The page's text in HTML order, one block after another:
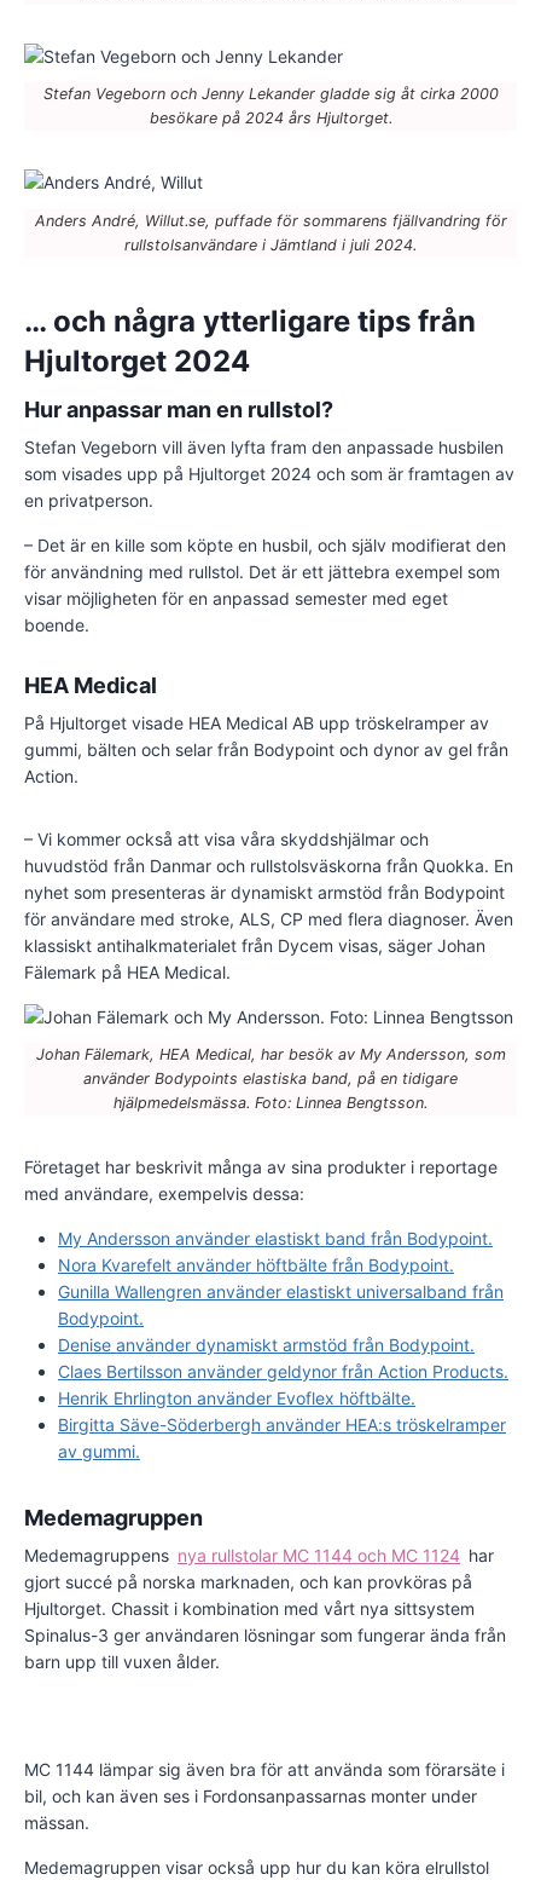
Stefan Vegeborn och Jenny Lekander gladde sig åt cirka 2000
besökare på 2024 års Hjultorget.
Anders André, Willut.se, puffade för sommarens fjällvandring för
rullstolsanvändare i Jämtland i juli 2024.
… och några ytterligare tips från
Hjultorget 2024
Hur anpassar man en rullstol?
Stefan Vegeborn vill även lyfta fram den anpassade husbilen
som visades upp på Hjultorget 2024 och som är framtagen av
en privatperson.
– Det är en kille som köpte en husbil, och själv modifierat den
för användning med rullstol. Det är ett jättebra exempel som
visar möjligheten för en anpassad semester med eget
boende.
HEA Medical
På Hjultorget visade HEA Medical AB upp tröskelramper av
gummi, bälten och selar från Bodypoint och dynor av gel från
Action.
– Vi kommer också att visa våra skyddshjälmar och
huvudstöd från Danmar och rullstolsväskorna från Quokka. En
nyhet som presenteras är dynamiskt armstöd från Bodypoint
för användare med stroke, ALS, CP med flera diagnoser. Även
klassiskt antihalkmaterialet från Dycem visas, säger Johan
Fälemark på HEA Medical.
Johan Fälemark, HEA Medical, har besök av My Andersson, som
använder Bodypoints elastiska band, på en tidigare
hjälpmedelsmässa. Foto: Linnea Bengtsson.
Företaget har beskrivit många av sina produkter i reportage
med användare, exempelvis dessa:
My Andersson använder elastiskt band från Bodypoint.
Nora Kvarefelt använder höftbälte från Bodypoint.
Gunilla Wallengren använder elastiskt universalband från
Bodypoint.
Denise använder dynamiskt armstöd från Bodypoint.
Claes Bertilsson använder geldynor från Action Products.
Henrik Ehrlington använder Evoflex höftbälte.
Birgitta Säve-Söderbergh använder HEA:s tröskelramper
av gummi.
Medemagruppen
Medemagruppens nya rullstolar MC 1144 och MC 1124 har
gjort succé på norska marknaden, och kan provköras på
Hjultorget. Chassit i kombination med vårt nya sittsystem
Spinalus-3 ger användaren lösningar som fungerar ända från
barn upp till vuxen ålder.
MC 1144 lämpar sig även bra för att använda som förarsäte i
bil, och kan även ses i Fordonsanpassarnas monter under
mässan.
Medemagruppen visar också upp hur du kan köra elrullstol